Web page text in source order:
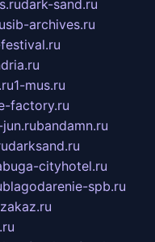
dark-sand.ru
sib-archives.ru
1-mus.ru
factory.ru
bandamn.ru
darksand.ru
cityhotel.ru
blagodarenie-spb.ru